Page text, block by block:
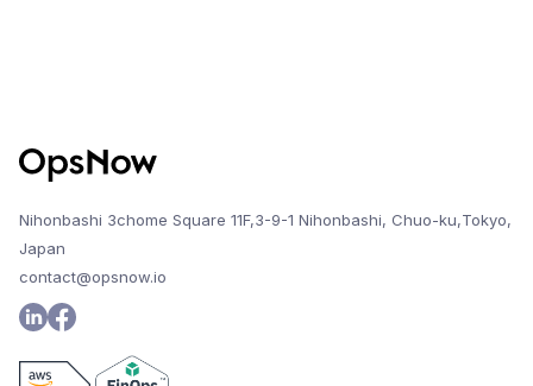
Nihonbashi 3chome Square 11F,3-9-1 Nihonbashi, Chuo-ku,Tokyo,
Japan
contact@opsnow.io